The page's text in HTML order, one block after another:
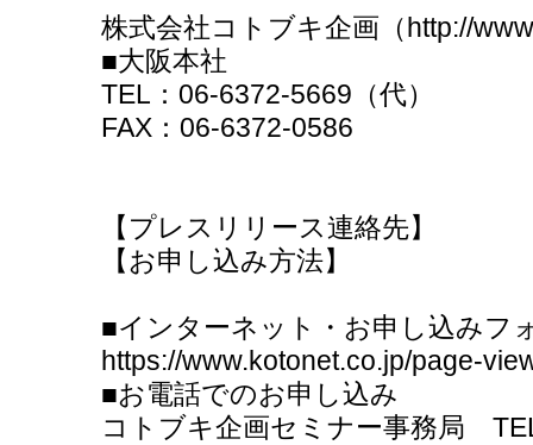
株式会社コトブキ企画（http://
■大阪本社 ■東
TEL：06-6372-5669（代）
FAX：06-6372-0586
【プレスリリース連絡先】
【お申し込み方法】
■インターネット・お申し込み
https://www.kotonet.co.jp/page-
■お電話でのお申し込み
コトブキ企画セミナー事務局